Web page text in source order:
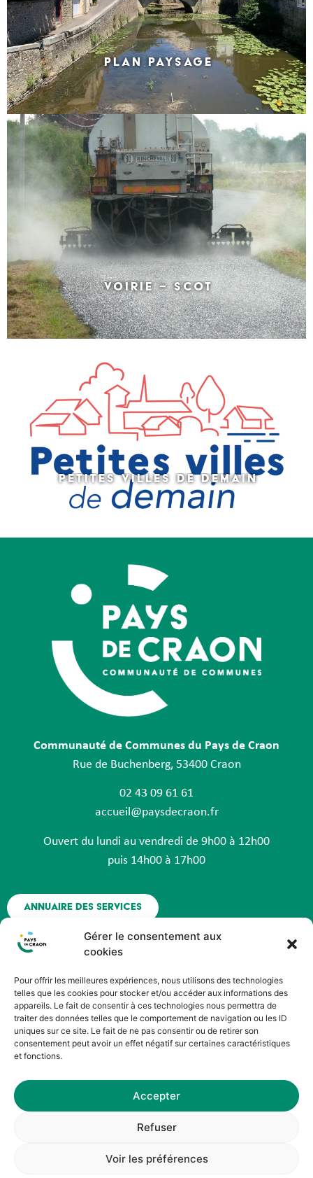
Gérer le consentement aux
cookies
Pour offrir les meilleures expériences, nous utilisons des technologies
telles que les cookies pour stocker et/ou accéder aux informations des
appareils. Le fait de consentir à ces technologies nous permettra de
traiter des données telles que le comportement de navigation ou les ID
uniques sur ce site. Le fait de ne pas consentir ou de retirer son
consentement peut avoir un effet négatif sur certaines caractéristiques
et fonctions.
Accepter
Refuser
Voir les préférences
PLAN PAYSAGE
VOIRIE – SCOT
PETITES VILLES DE DEMAIN
Communauté de Communes du Pays de Craon
Rue de Buchenberg, 53400 Craon
02 43 09 61 61
accueil@paysdecraon.fr
Ouvert du lundi au vendredi de 9h00 à 12h00
puis 14h00 à 17h00
Annuaire des services
Nous contacter
Espace agent - Octime
Suivez nous !